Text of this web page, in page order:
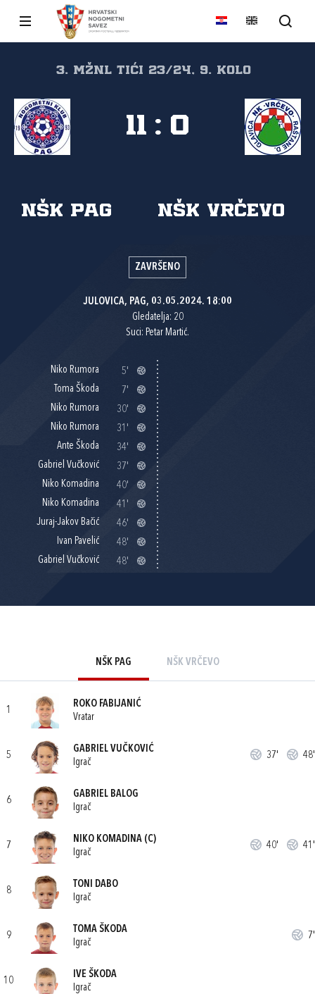
3. MŽNL TIĆI 23/24, 9. kolo
NŠK Pag NŠK Vrčevo
11 : 0
ZAVRŠENO
JULOVICA, PAG, 03.05.2024. 18:00
Gledatelja: 20
Suci: Petar Martić.
Niko Rumora
5'
Toma Škoda
7'
Niko Rumora
30'
Niko Rumora
31'
Ante Škoda
34'
Gabriel Vučković
37'
Niko Komadina
40'
Niko Komadina
41'
Juraj-Jakov Bačić
46'
Ivan Pavelić
48'
Gabriel Vučković
48'
NŠK PAG NŠK VRČEVO
1
ROKO FABIJANIĆ
Vratar
5
GABRIEL VUČKOVIĆ
Igrač
37' 48'
6
GABRIEL BALOG
Igrač
7
NIKO KOMADINA (C)
Igrač
40' 41'
8
TONI DABO
Igrač
9
TOMA ŠKODA
Igrač
7'
10
IVE ŠKODA
Igrač